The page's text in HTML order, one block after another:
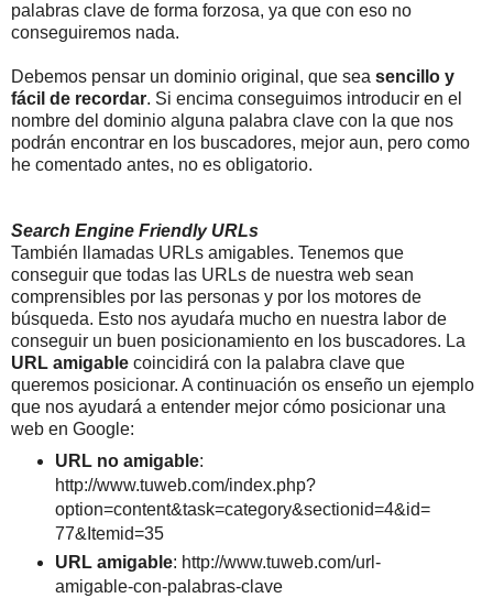
palabras clave de forma forzosa, ya que con eso no
conseguiremos nada.
Debemos pensar un dominio original, que sea sencillo y
fácil de recordar. Si encima conseguimos introducir en el
nombre del dominio alguna palabra clave con la que nos
podrán encontrar en los buscadores, mejor aun, pero como
he comentado antes, no es obligatorio.
Search Engine Friendly URLs
También llamadas URLs amigables. Tenemos que
conseguir que todas las URLs de nuestra web sean
comprensibles por las personas y por los motores de
búsqueda. Esto nos ayudaŕa mucho en nuestra labor de
conseguir un buen posicionamiento en los buscadores. La
URL amigable coincidirá con la palabra clave que
queremos posicionar. A continuación os enseño un ejemplo
que nos ayudará a entender mejor cómo posicionar una
web en Google:
URL no amigable:
http://www.tuweb.com/index.php?
option=content&task=category&sectionid=4&id=
77&Itemid=35
URL amigable: http://www.tuweb.com/url-
amigable-con-palabras-clave